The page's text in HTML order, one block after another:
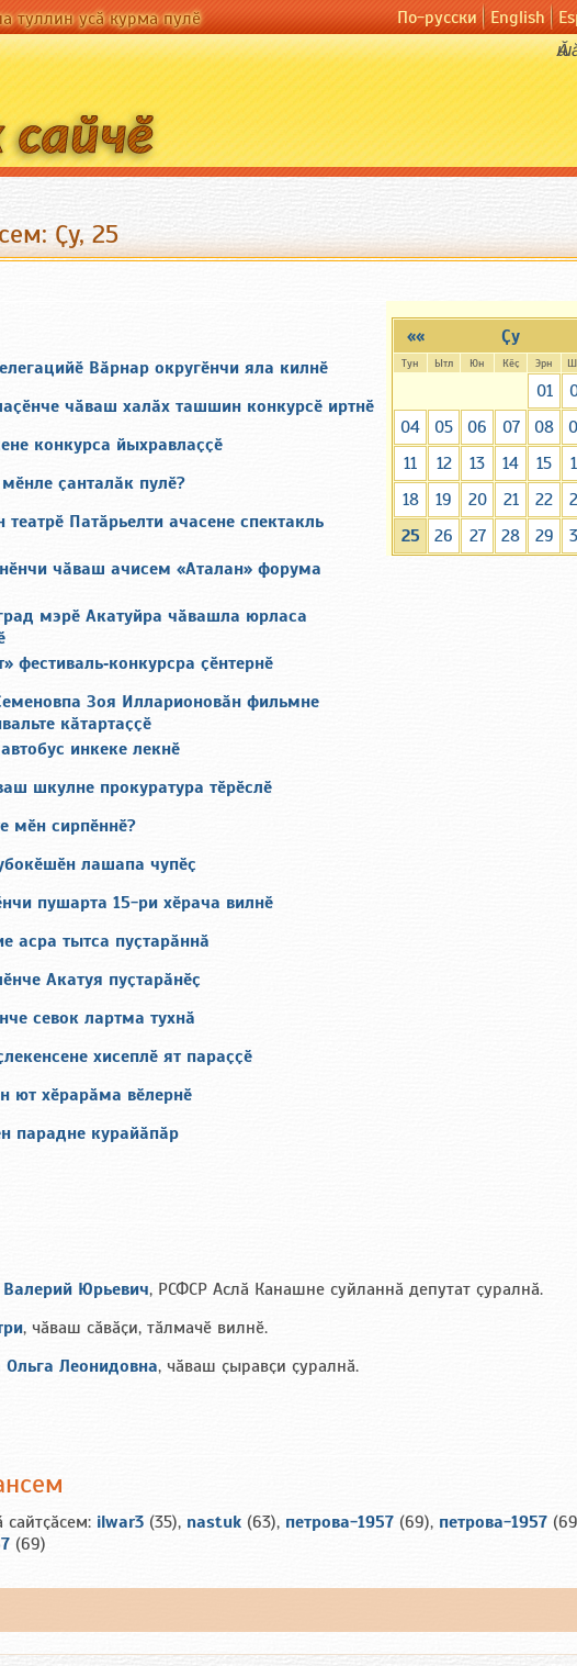
туллин усӑ курма пулӗ По-русски English
Ҫу, 25
«« Ҫу
Тун Ытл Юн Кӗҫ Эрн
01
04
05 06 07 08
11
12 13 14 15
18
19 20 21 22
25
26 27 28 29
Вӑрнар округӗнчи яла килнӗ
чӑваш халӑх ташшин конкурсӗ иртнӗ
конкурса йыхравлаҫҫӗ
ҫанталӑк пулӗ?
театрӗ Патӑрьелти ачасене спектакль
чӑваш ачисем «Аталан» форума
мэрӗ Акатуйра чӑвашла юрласа
фестиваль‑конкурсра ҫӗнтернӗ
Зоя Илларионовӑн фильмне
кӑтартаҫҫӗ
инкеке лекнӗ
шкулне прокуратура тӗрӗслӗ
мӗн сирпӗннӗ?
лашапа чупӗҫ
пушарта 15-ри хӗрача вилнӗ
асра тытса пуҫтарӑннӑ
Акатуя пуҫтарӑнӗҫ
севок лартма тухнӑ
хисеплӗ ят параҫҫӗ
ют хӗрарӑма вӗлернӗ
парадне курайӑпӑр
Юрьевич, РСФСР Аслӑ Канашне суйланнӑ депутат ҫуралнӑ.
, чӑваш сӑвӑҫи, тӑлмачӗ вилнӗ.
Ольга Леонидовна, чӑваш ҫыравҫи ҫуралнӑ.
сайтҫӑсем: ilwar3 (35), nastuk (63), петрова-1957 (69), петрова-1957
(69)